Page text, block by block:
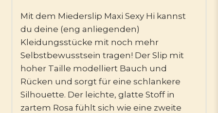
Mit dem Miederslip Maxi Sexy Hi kannst
du deine (eng anliegenden)
Kleidungsstücke mit noch mehr
Selbstbewusstsein tragen! Der Slip mit
hoher Taille modelliert Bauch und
Rücken und sorgt für eine schlankere
Silhouette. Der leichte, glatte Stoff in
zartem Rosa fühlt sich wie eine zweite